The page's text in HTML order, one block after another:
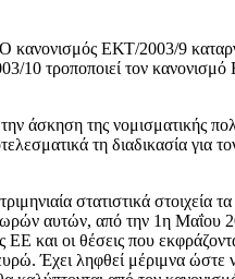
Ο κανονισμός ΕΚΤ/2003/9
10 τροποποιεί τον
άσκηση της νομισματικής
τη διαδικασία για
τριμηνιαία στατιστικά στοιχεία
αυτών, από την 1η Μαΐου
ΕΕ και οι θέσεις που
.Έχει ληφθεί μέριμνα ώστε